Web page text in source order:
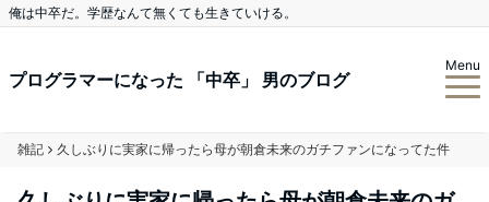
俺は中卒だ。学歴なんて無くても生きていける。
プログラマーになった 「中卒」 男のブログ
Menu
雑記 久しぶりに実家に帰ったら母が朝倉未来のガチファンになってた件